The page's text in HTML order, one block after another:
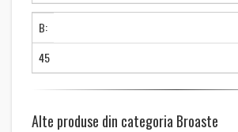
B:
45
Alte produse din categoria Broaste